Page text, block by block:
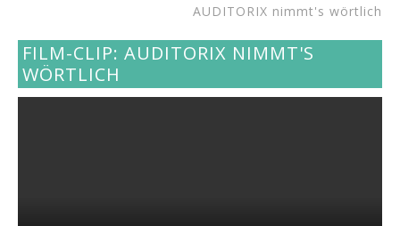
AUDITORIX nimmt's wörtlich
FILM-CLIP: AUDITORIX NIMMT'S
WÖRTLICH